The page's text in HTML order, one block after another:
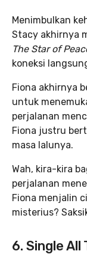
Menimbulkan
Stacy akhirnya
The Star of
koneksi
Fiona akhirnya
untuk
perjalanan
Fiona justru
masa lalunya.
Wah, kira-kira
perjalanan
Fiona menjalin
misterius?
6. Single All